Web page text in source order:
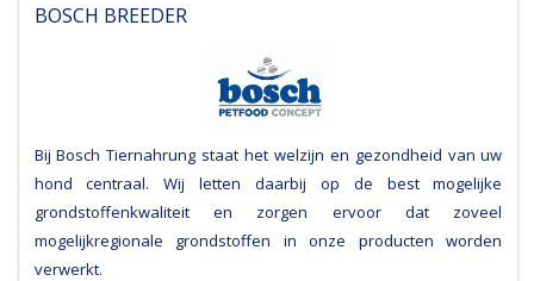
BOSCH BREEDER
Bij Bosch Tiernahrung staat het welzijn en gezondheid van uw
hond centraal. Wij letten daarbij op de best mogelijke
grondstoffenkwaliteit en zorgen ervoor dat zoveel
mogelijkregionale grondstoffen in onze producten worden
verwerkt.